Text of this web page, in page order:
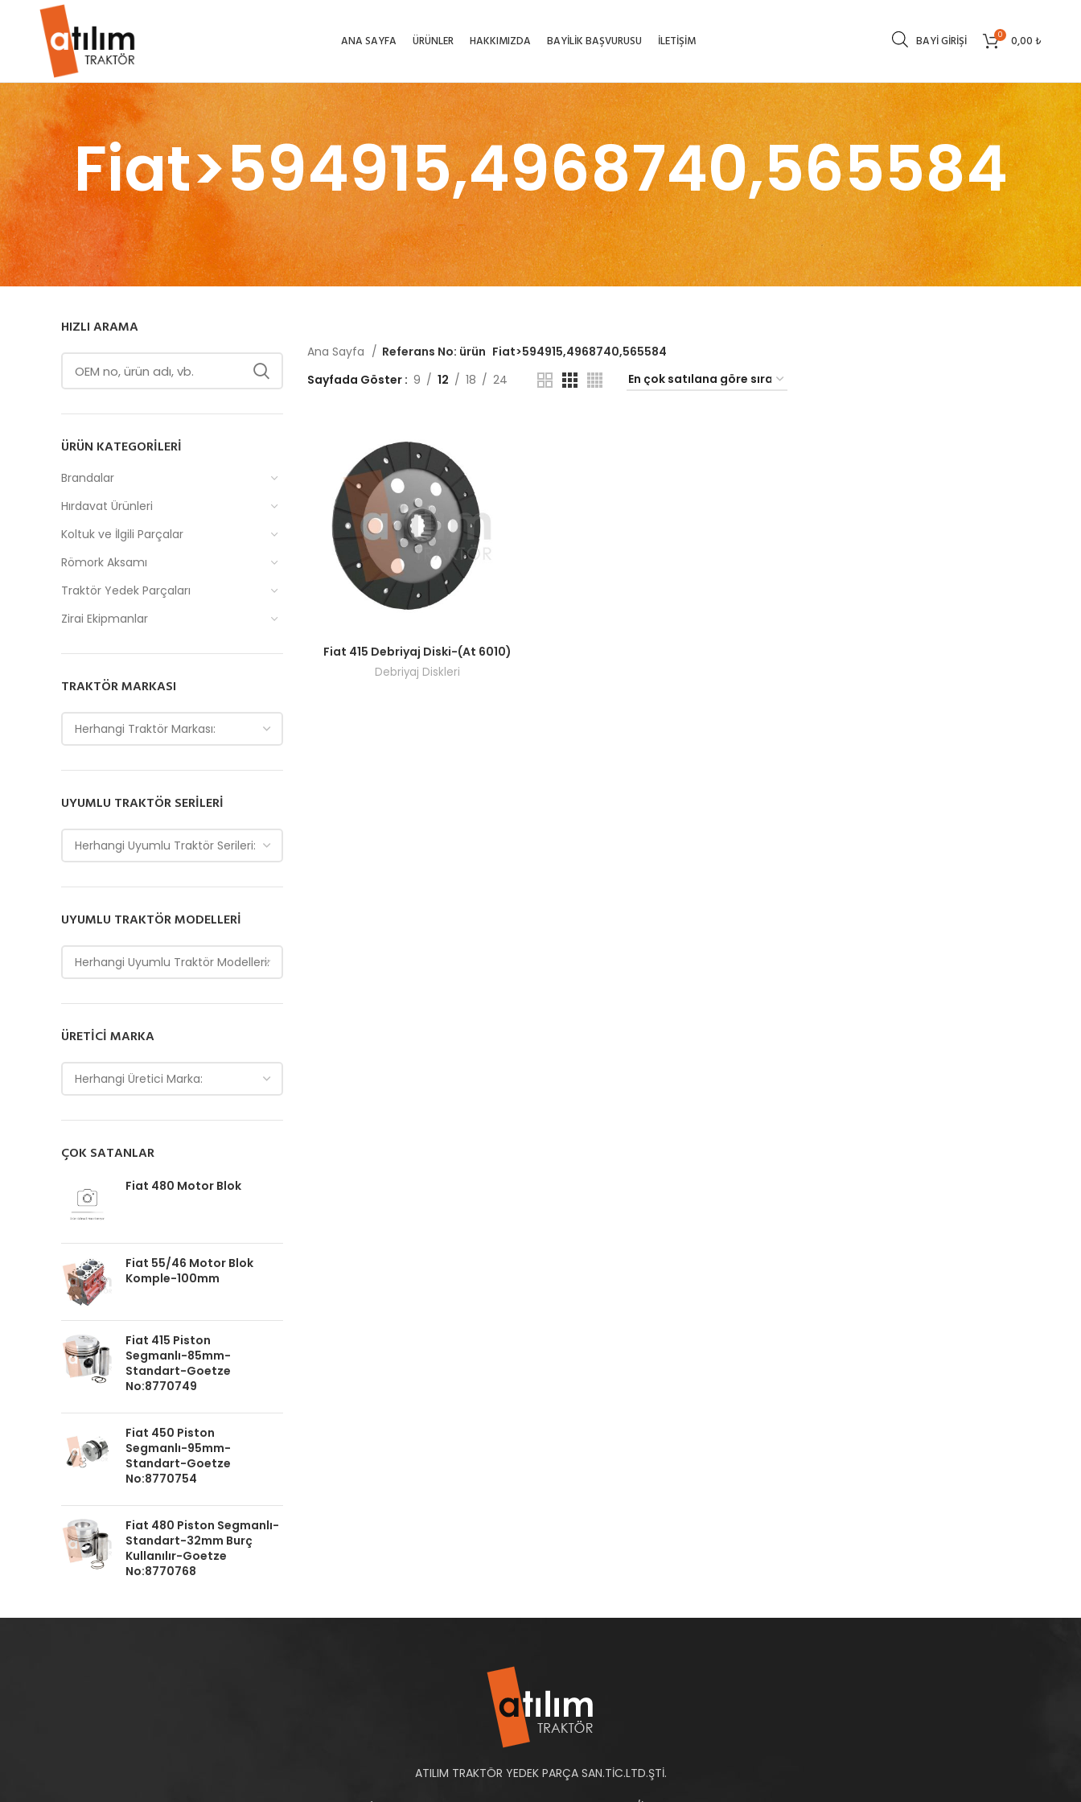
ANA SAYFA ÜRÜNLER HAKKIMIZDA BAYİLİK BAŞVURUSU İLETİŞİM BAYI GIRIŞI 0 0,00₺
Fiat>594915,4968740,565584
HIZLI ARAMA
ÜRÜN KATEGORILERI
Brandalar
Hırdavat Ürünleri
Koltuk ve İlgili Parçalar
Römork Aksamı
Traktör Yedek Parçaları
Zirai Ekipmanlar
TRAKTÖR MARKASI
Herhangi Traktör Markası:
UYUMLU TRAKTÖR SERILERI
Herhangi Uyumlu Traktör Serileri:
UYUMLU TRAKTÖR MODELLERI
Herhangi Uyumlu Traktör Modelleri:
ÜRETICI MARKA
Herhangi Üretici Marka:
ÇOK SATANLAR
Fiat 480 Motor Blok
Fiat 55/46 Motor Blok
Komple-100mm
Fiat 415 Piston
Segmanlı-85mm-
Standart-Goetze
No:8770749
Fiat 450 Piston
Segmanlı-95mm-
Standart-Goetze
No:8770754
Fiat 480 Piston Segmanlı-
Standart-32mm Burç
Kullanılır-Goetze
No:8770768
Ana Sayfa Referans No: ürün Fiat>594915,4968740,565584
Sayfada Göster
9 12 18 24
Fiyatları görmek için bayi girişi yapın.
Fiat 415 Debriyaj Diski-(At 6010)
Debriyaj Diskleri
ATILIM TRAKTÖR YEDEK PARÇA SAN.TİC.LTD.ŞTİ.